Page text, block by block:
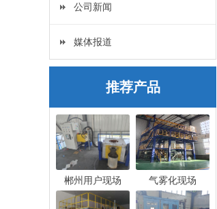
公司新闻
媒体报道
推荐产品
郴州用户现场 气雾化现场